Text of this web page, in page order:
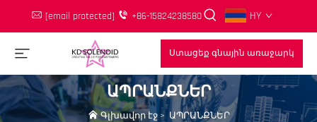
[email protected] +86-15824238580 HY
Ստացեք գնային առաջարկ
ԱՊՐԱՆՔՆԵՐ
Գլխավոր էջ> ԱՊՐԱՆՔՆԵՐ